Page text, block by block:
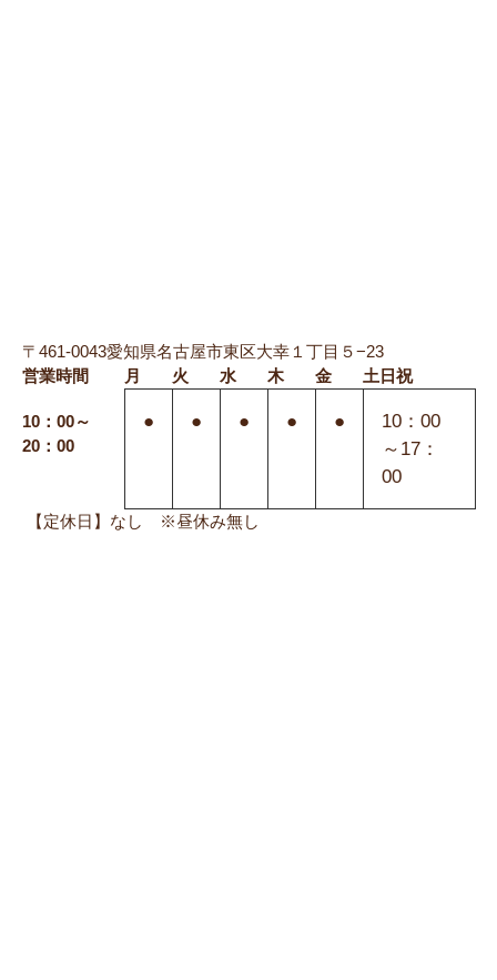
〒461-0043愛知県名古屋市東区大幸１丁目５−23
営業時間
月 火 水 木 金 土日祝
10：00～
20：00
● ● ● ● ●
10：00
～17：
00
【定休日】なし ※昼休み無し